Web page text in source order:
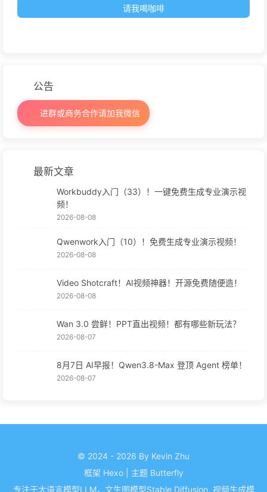
请我喝咖啡
公告
进群或商务合作请加我微信
最新文章
Workbuddy入门（33）！一键免费生成专业演示视
频！
2026-08-08
Qwenwork入门（10）！免费生成专业演示视频！
2026-08-08
Video Shotcraft！AI视频神器！开源免费随便造！
2026-08-08
Wan 3.0 尝鲜！PPT直出视频！都有哪些新玩法？
2026-08-07
8月7日 AI早报！Qwen3.8-Max 登顶 Agent 榜单！
2026-08-07
© 2024 - 2026 By Kevin Zhu
框架 Hexo 主题 Butterfly
专注于大语言模型LLM，文生图模型Stable Diffusion, 视频生成模